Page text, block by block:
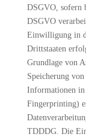
DSGVO, sofern
DSGVO
Einwilligung in
Drittstaaten
Grundlage von
Speicherung
Informationen
Fingerprinting)
TDDDG. Die